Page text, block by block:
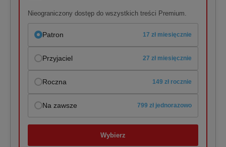
Nieograniczony dostęp do wszystkich treści Premium.
Patron 17 zł miesięcznie
Przyjaciel 27 zł miesięcznie
Roczna 149 zł rocznie
Na zawsze 799 zł jednorazowo
Wybierz